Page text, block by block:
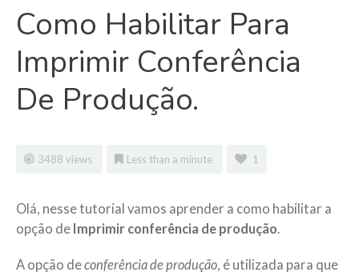
Como Habilitar Para
Imprimir Conferência
De Produção.
3488 views Less than a minute 1
Olá, nesse tutorial vamos aprender a como habilitar a
opção de Imprimir conferência de produção.
A opção deconferência de produção, é utilizada para que